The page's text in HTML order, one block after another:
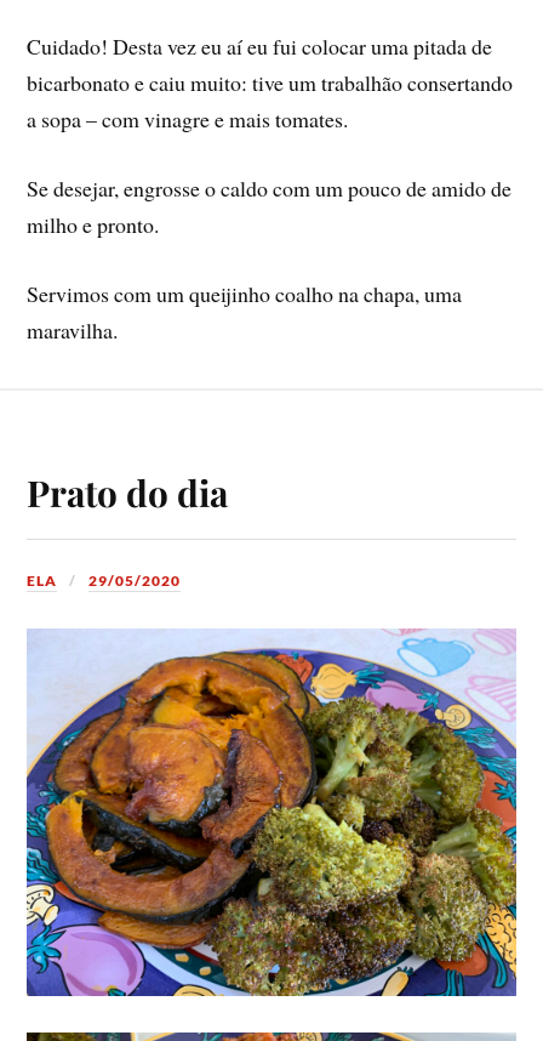
Cuidado! Desta vez eu aí­ eu fui colocar uma pitada de
bicarbonato e caiu muito: tive um trabalhão consertando
a sopa – com vinagre e mais tomates.
Se desejar, engrosse o caldo com um pouco de amido de
milho e pronto.
Servimos com um queijinho coalho na chapa, uma
maravilha.
Prato do dia
ELA 29/05/2020